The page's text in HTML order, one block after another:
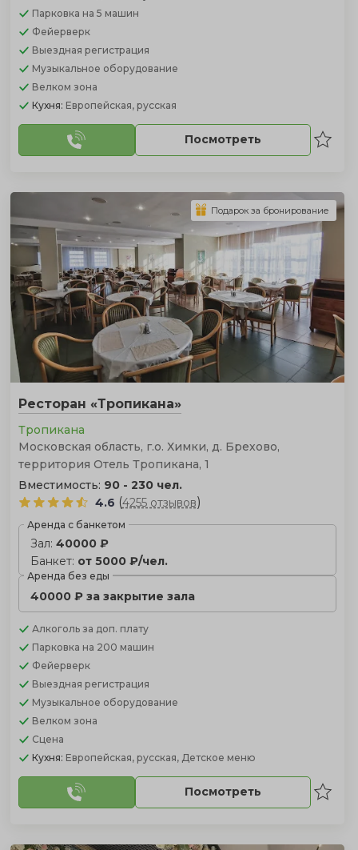
Парковка на 5 машин
Фейерверк
Выездная регистрация
Музыкальное оборудование
Велком зона
Кухня: Европейская, русская
Посмотреть
Ресторан «Тропикана»
Тропикана
Московская область, г.о. Химки, д. Брехово,
территория Отель Тропикана, 1
Вместимость: 90 - 230 чел.
4.6 (4255 отзывов)
Аренда с банкетом
Зал: 40000 ₽
Банкет: от 5000 ₽/чел.
Аренда без еды
40000 ₽ за закрытие зала
Алкоголь за доп. плату
Парковка на 200 машин
Фейерверк
Выездная регистрация
Музыкальное оборудование
Велком зона
Сцена
Кухня: Европейская, русская, Детское меню
Посмотреть
Подарок за бронирование